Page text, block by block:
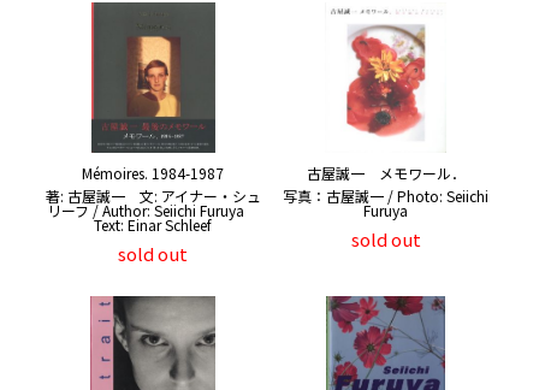
Mémoires. 1984-1987
著: 古屋誠一 文: アイナー・シュ
リーフ / Author: Seiichi Furuya
Text: Einar Schleef
sold out
古屋誠一 メモワール．
写真：古屋誠一 / Photo: Seiichi
Furuya
sold out